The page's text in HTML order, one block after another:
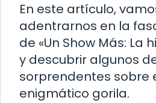
En este artículo,
adentrarnos en la
de «Un Show Más: La
y descubrir algunos
sorprendentes sobre
enigmático gorila.